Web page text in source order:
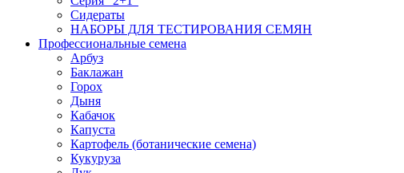
Сидераты
НАБОРЫ ДЛЯ ТЕСТИРОВАНИЯ СЕМЯН
Профессиональные семена
Арбуз
Баклажан
Горох
Дыня
Кабачок
Капуста
Картофель (ботанические семена)
Кукуруза